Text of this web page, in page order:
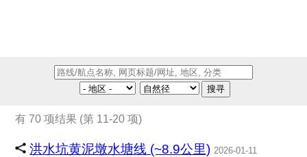
搜寻
有 70 项结果 (第 11-20 项)
洪水坑黄泥墩水塘线 (~8.9公里) 2026-01-11